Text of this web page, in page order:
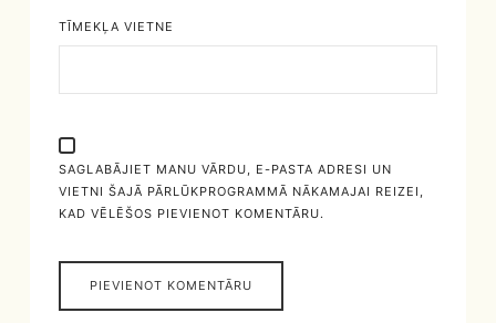
TĪMEKĻA VIETNE
SAGLABĀJIET MANU VĀRDU, E-PASTA ADRESI UN
VIETNI ŠAJĀ PĀRLŪKPROGRAMMĀ NĀKAMAJAI REIZEI,
KAD VĒLĒŠOS PIEVIENOT KOMENTĀRU.